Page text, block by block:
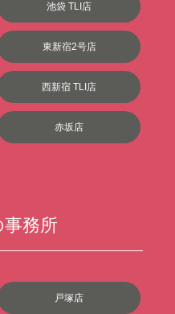
池袋 TLI店
東新宿2号店
西新宿 TLI店
赤坂店
務所
戸塚店